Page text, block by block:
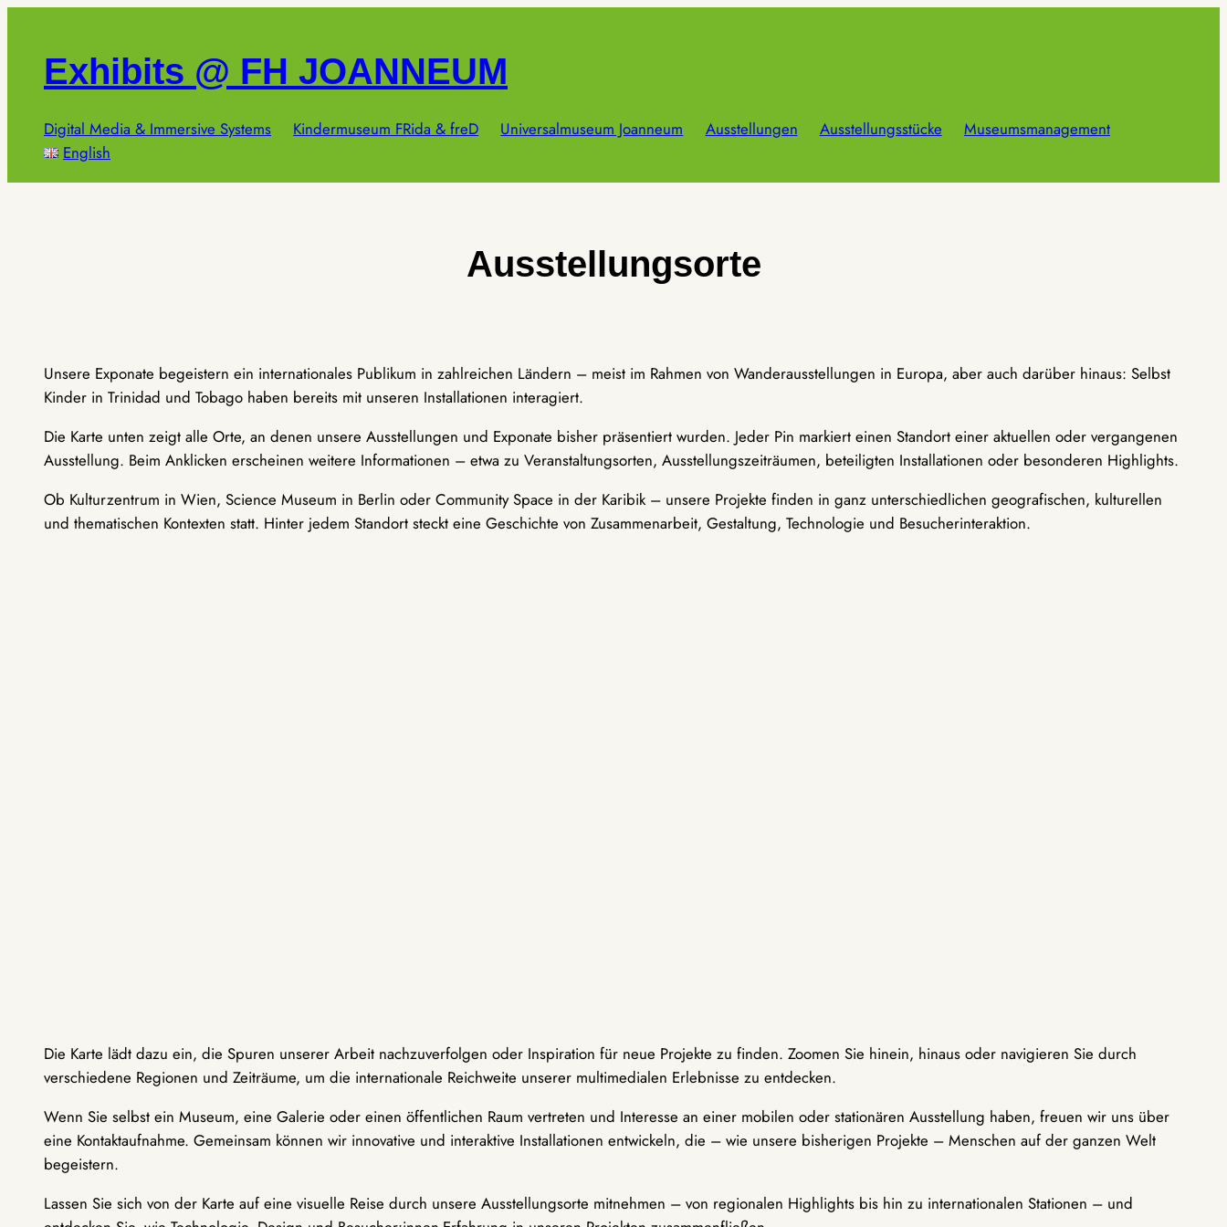
springenExhibits @ FH JOANNEUM
Digital Media & Immersive Systems Kindermuseum FRida & freD Universalmuseum Joanneum Ausstellungen Ausstellungsstücke
Museumsmanagement
English
Ausstellungsorte
Unsere Exponate begeistern ein internationales Publikum in zahlreichen Ländern – meist im Rahmen von Wanderausstellungen in Europa, aber auch darüber hinaus: Selbst
Kinder in Trinidad und Tobago haben bereits mit unseren Installationen interagiert.
Die Karte unten zeigt alle Orte, an denen unsere Ausstellungen und Exponate bisher präsentiert wurden. Jeder Pin markiert einen Standort einer aktuellen oder vergangenen
Ausstellung. Beim Anklicken erscheinen weitere Informationen – etwa zu Veranstaltungsorten, Ausstellungszeiträumen, beteiligten Installationen oder besonderen Highlights.
Ob Kulturzentrum in Wien, Science Museum in Berlin oder Community Space in der Karibik – unsere Projekte finden in ganz unterschiedlichen geografischen, kulturellen
und thematischen Kontexten statt. Hinter jedem Standort steckt eine Geschichte von Zusammenarbeit, Gestaltung, Technologie und Besucherinteraktion.
Die Karte lädt dazu ein, die Spuren unserer Arbeit nachzuverfolgen oder Inspiration für neue Projekte zu finden. Zoomen Sie hinein, hinaus oder navigieren Sie durch
verschiedene Regionen und Zeiträume, um die internationale Reichweite unserer multimedialen Erlebnisse zu entdecken.
Wenn Sie selbst ein Museum, eine Galerie oder einen öffentlichen Raum vertreten und Interesse an einer mobilen oder stationären Ausstellung haben, freuen wir uns über
eine Kontaktaufnahme. Gemeinsam können wir innovative und interaktive Installationen entwickeln, die – wie unsere bisherigen Projekte – Menschen auf der ganzen Welt
begeistern.
Lassen Sie sich von der Karte auf eine visuelle Reise durch unsere Ausstellungsorte mitnehmen – von regionalen Highlights bis hin zu internationalen Stationen – und